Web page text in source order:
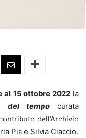
al 15 ottobre 2022 la
del tempo curata
dell’Archivio
Pia e Silvia Ciaccio.